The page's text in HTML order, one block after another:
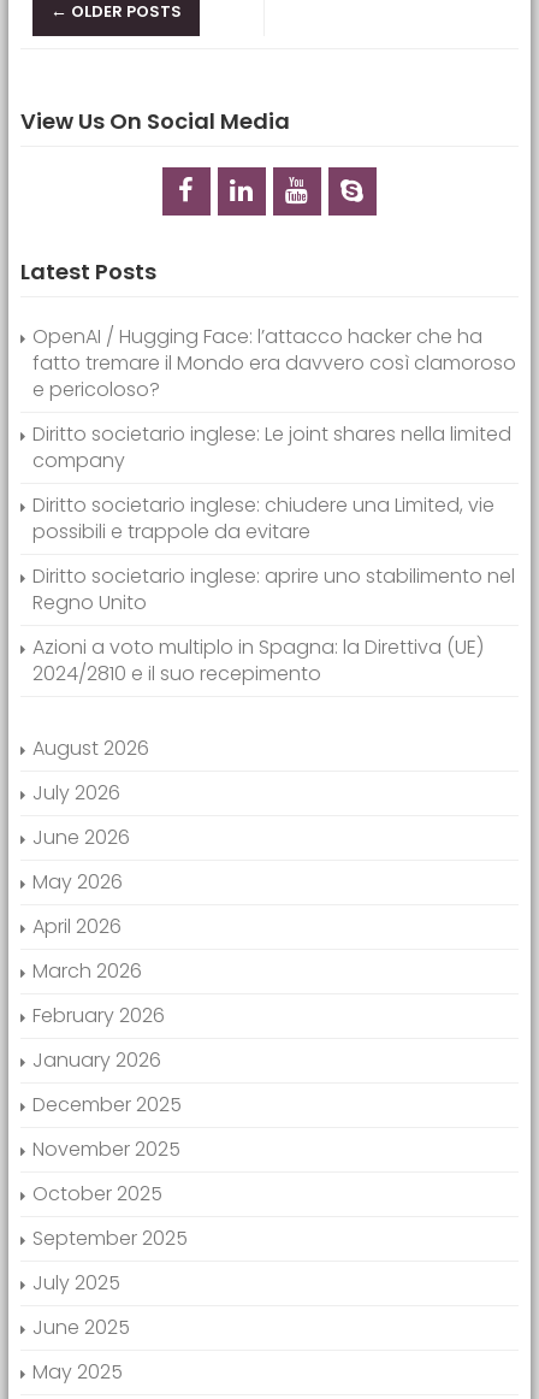
← OLDER POSTS
View Us On Social Media
Latest Posts
OpenAI / Hugging Face: l’attacco hacker che ha
fatto tremare il Mondo era davvero così clamoroso
e pericoloso?
Diritto societario inglese: Le joint shares nella limited
company
Diritto societario inglese: chiudere una Limited, vie
possibili e trappole da evitare
Diritto societario inglese: aprire uno stabilimento nel
Regno Unito
Azioni a voto multiplo in Spagna: la Direttiva (UE)
2024/2810 e il suo recepimento
August 2026
July 2026
June 2026
May 2026
April 2026
March 2026
February 2026
January 2026
December 2025
November 2025
October 2025
September 2025
July 2025
June 2025
May 2025